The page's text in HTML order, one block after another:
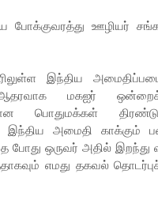
போக்குவரத்து ஊழியர்
இந்திய
ஆதரவாக மகஐர்
பொதுமக்கள்
அமைதி காக்கும்
போது ஒருவர் அதில் இறந்து
எமது தகவல்